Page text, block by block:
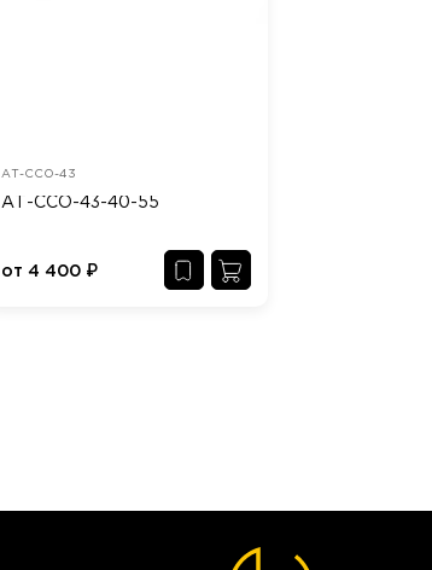
АТ-ССО-43
АТ-ССО-43-40-55
от 4 400 ₽